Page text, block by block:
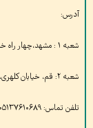
آدرس:
شعبه ۱ : مشهد،چهار راه خیام, مجموعه تربیت بدنی آستان قدس
شعبه ۲: قم، خیابان کلهری، کلهری۲۳ مجتمع شهید کلهری، شتاب دهنده صدران
تلفن تماس: ۰۵۱۳۷۶۱۰۶۸۹